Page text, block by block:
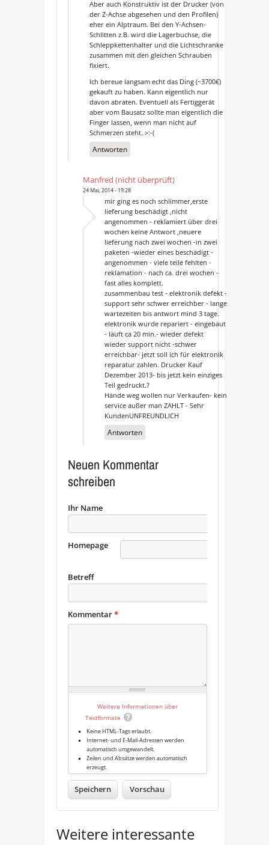
Aber auch Konstruktiv ist der Drucker (von
der Z-Achse abgesehen und den Profilen)
eher ein Alptraum. Bei den Y-Achsen-
Schlitten z.B. wird die Lagerbuchse, die
Schleppkettenhalter und die Lichtschranke
zusammen mit den gleichen Schrauben
fixiert.
Ich bereue langsam echt das Ding (~3700€)
gekauft zu haben. Kann eigentlich nur
davon abraten. Eventuell als Fertiggerät
aber vom Bausatz sollte man eigentlich die
Finger lassen, wenn man nicht auf
Schmerzen steht. >:-(
Antworten
Manfred (nicht überprüft)
24 Mai, 2014 - 19:28
mir ging es noch schlimmer,erste
lieferung beschädigt ,nicht
angenommen - reklamiert über drei
wochen keine Antwort ,neuere
lieferung nach zwei wochen -in zwei
paketen -wieder eines beschädigt -
angenommen - viele teile fehlten -
reklamation - nach ca. drei wochen -
fast alles komplett.
zusammenbau test - elektronik defekt -
support sehr schwer erreichber - lange
wartezeiten bis antwort mind 3 tage.
elektronik wurde repariert - eingebaut
- läuft ca 20 min.- wieder defekt
wieder support nicht -schwer
erreichbar- jetzt soll ich für elektronik
reparatur zahlen. Drucker Kauf
Dezember 2013- bis jetzt kein einziges
Teil gedruckt.?
Hände weg wollen nur Verkaufen- kein
service außer man ZAHLT - Sehr
KundenUNFREUNDLICH
Antworten
Neuen Kommentar
schreiben
Ihr Name
Homepage
Betreff
Kommentar*
Weitere Informationen über
Textformate
Keine HTML-Tags erlaubt.
Internet- und E-Mail-Adressen werden
automatisch umgewandelt.
Zeilen und Absätze werden automatisch
erzeugt.
Weitere interessante